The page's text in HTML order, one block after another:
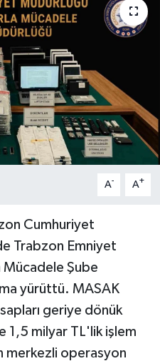
A- A+
Cumhuriyet
Trabzon Emniyet
Mücadele Şube
yürüttü. MASAK
geriye dönük
1,5 milyar TL'lik işlem
merkezli operasyon